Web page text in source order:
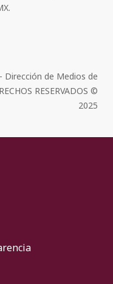
Dirección de Medios de
RESERVADOS ©
2025